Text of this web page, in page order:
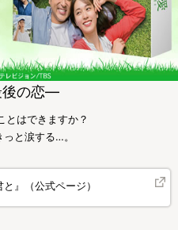
後の恋―
とはできますか？
と涙する…。
』（公式ページ）